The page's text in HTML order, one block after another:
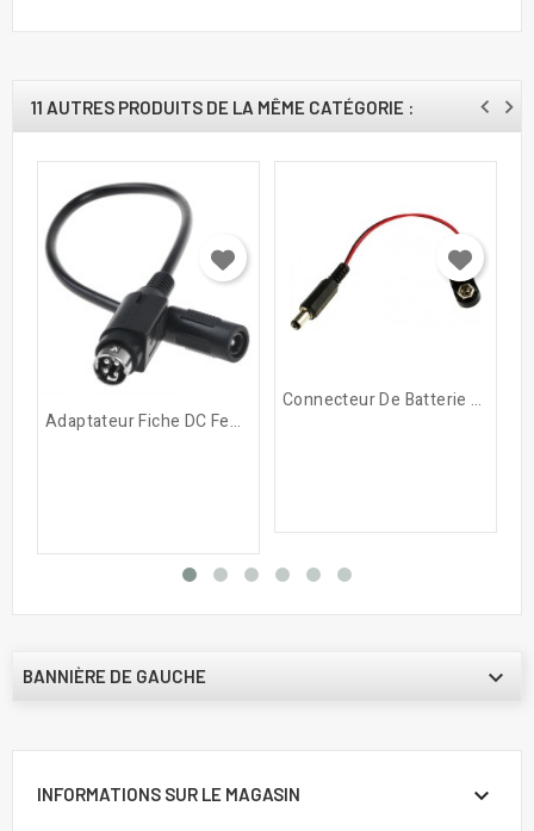
11 AUTRES PRODUITS DE LA MÊME CATÉGORIE :
Adaptateur Fiche DC Femelle...
Connecteur De Batterie 9v +...
BANNIÈRE DE GAUCHE 
INFORMATIONS SUR LE MAGASIN
